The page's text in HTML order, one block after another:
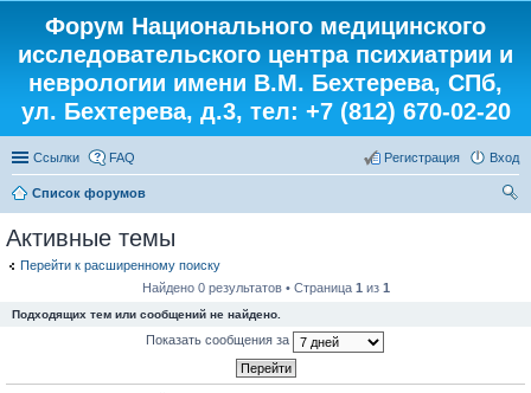
Форум Национального медицинского
исследовательского центра психиатрии и
неврологии имени В.М. Бехтерева, СПб,
ул. Бехтерева, д.3, тел: +7 (812) 670-02-20
Ссылки FAQ Вход
Регистрация
Список форумов
Активные темы
Перейти к расширенному поиску
Найдено 0 результатов • Страница 1 из 1
Подходящих тем или сообщений не найдено.
Показать сообщения за